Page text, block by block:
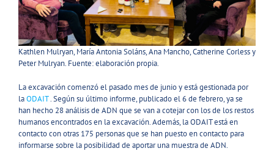
Kathlen Mulryan, María Antonia Soláns, Ana Mancho, Catherine Corless y
Peter Mulryan. Fuente: elaboración propia.
La excavación comenzó el pasado mes de junio y está gestionada por
laODAIT. Según su último informe, publicado el 6 de febrero, ya se
han hecho 28 análisis de ADN que se van a cotejar con los de los restos
humanos encontrados en la excavación. Además, la ODAIT está en
contacto con otras 175 personas que se han puesto en contacto para
informarse sobre la posibilidad de aportar una muestra de ADN.